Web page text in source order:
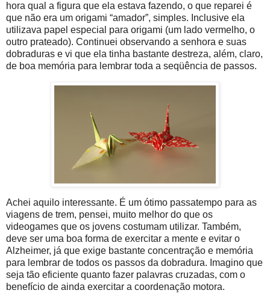
hora qual a figura que ela estava fazendo, o que reparei é
que não era um origami “amador”, simples. Inclusive ela
utilizava papel especial para origami (um lado vermelho, o
outro prateado). Continuei observando a senhora e suas
dobraduras e vi que ela tinha bastante destreza, além, claro,
de boa memória para lembrar toda a seqüência de passos.
Achei aquilo interessante. É um ótimo passatempo para as
viagens de trem, pensei, muito melhor do que os
videogames que os jovens costumam utilizar. Também,
deve ser uma boa forma de exercitar a mente e evitar o
Alzheimer, já que exige bastante concentração e memória
para lembrar de todos os passos da dobradura. Imagino que
seja tão eficiente quanto fazer palavras cruzadas, com o
benefício de ainda exercitar a coordenação motora.